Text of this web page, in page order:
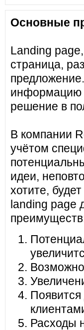
Основные
Landing
страница,
информацию
решение в
В компании
учётом
идеи,
хотите,
landing page
Появится
Расходы